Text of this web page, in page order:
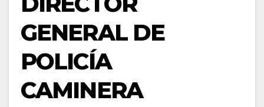
GENERAL DE
POLICÍA
CAMINERA